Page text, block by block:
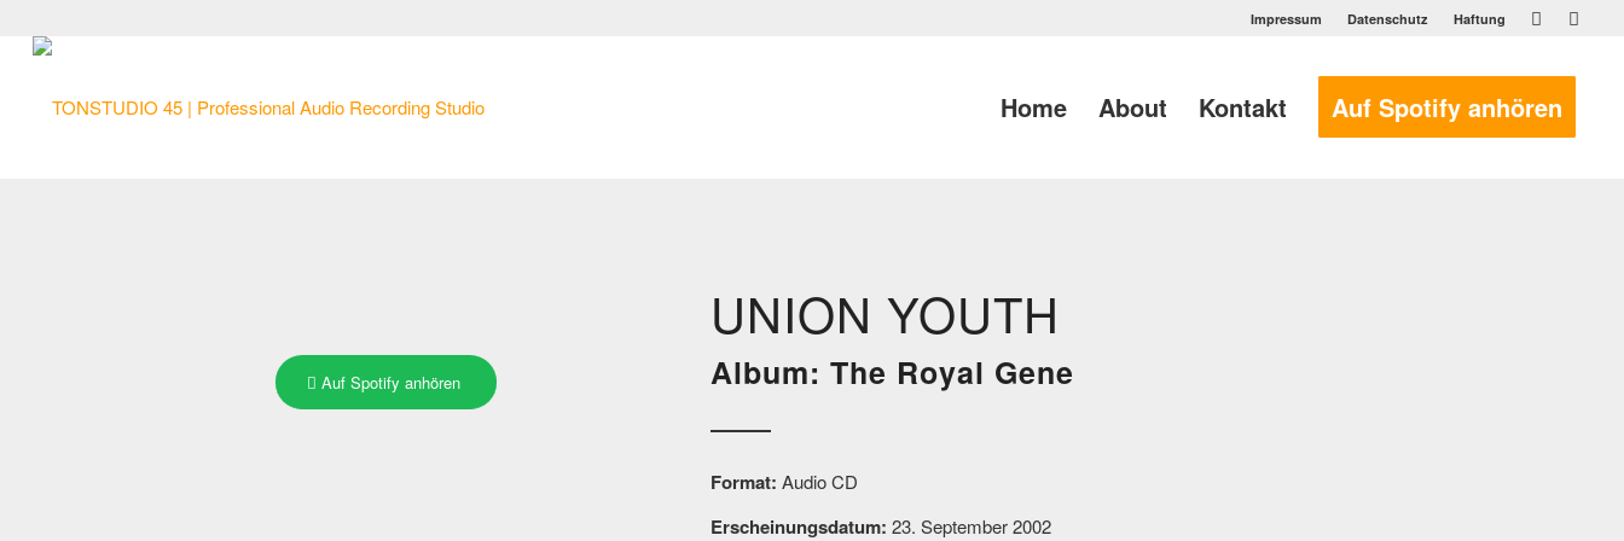
Impressum Datenschutz Haftung
Home About Kontakt Auf Spotify anhören
Auf Spotify anhören
UNION YOUTH
Album: The Royal Gene
Format: Audio CD
Erscheinungsdatum: 23. September 2002